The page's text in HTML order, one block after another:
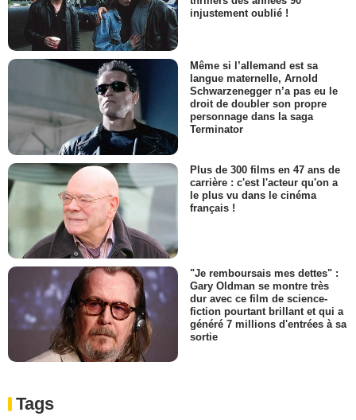
injustement oublié !
Même si l’allemand est sa
langue maternelle, Arnold
Schwarzenegger n’a pas eu le
droit de doubler son propre
personnage dans la saga
Terminator
Plus de 300 films en 47 ans de
carrière : c'est l'acteur qu'on a
le plus vu dans le cinéma
français !
"Je remboursais mes dettes" :
Gary Oldman se montre très
dur avec ce film de science-
fiction pourtant brillant et qui a
généré 7 millions d'entrées à sa
sortie
Tags